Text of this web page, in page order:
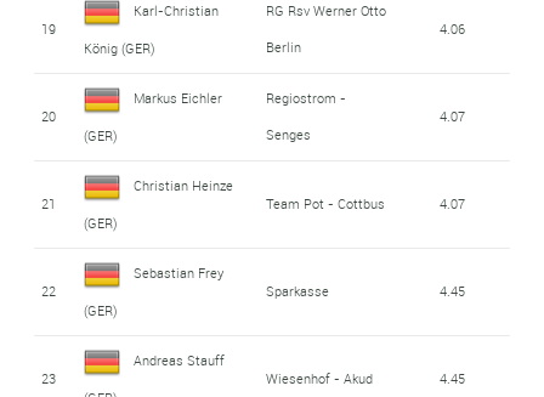
19
Karl-Christian
König (GER)
RG Rsv Werner Otto
Berlin
4.06
20
Markus Eichler
(GER)
Regiostrom -
Senges
4.07
21
Christian Heinze
(GER)
Team Pot - Cottbus 4.07
22
Sebastian Frey
(GER)
Sparkasse 4.45
23
Andreas Stauff
Wiesenhof - Akud 4.45